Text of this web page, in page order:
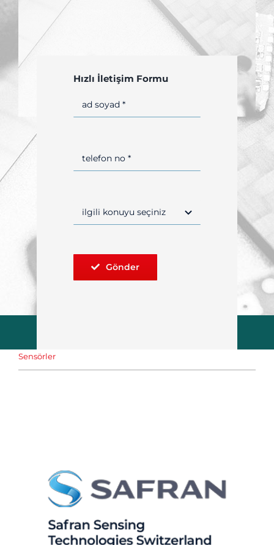
Ara:
Hızlı İletişim Formu
Gönder
Sensörler